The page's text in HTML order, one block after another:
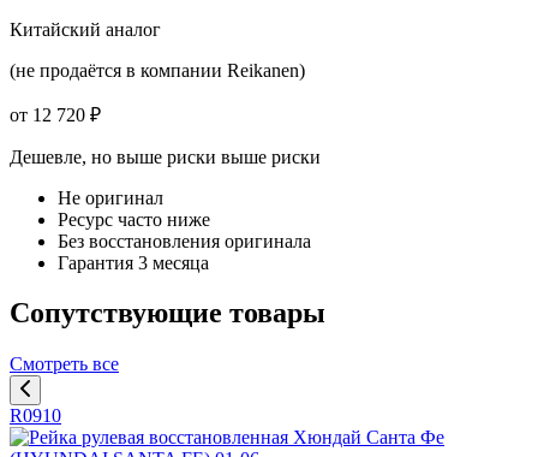
Китайский аналог
(не продаётся в компании Reikanen)
от 12 720 ₽
Дешевле, но выше риски выше риски
Не оригинал
Ресурс часто ниже
Без восстановления оригинала
Гарантия 3 месяца
Сопутствующие товары
Смотреть все
R0910